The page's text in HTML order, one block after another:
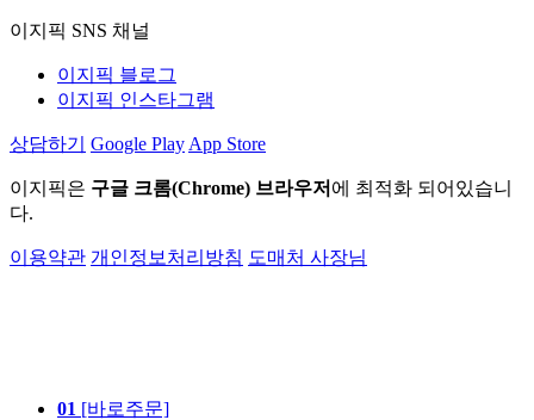
이지픽 SNS 채널
이지픽 블로그
이지픽 인스타그램
상담하기 Google Play App Store
이지픽은 구글 크롬(Chrome) 브라우저 에 최적화 되어있습니
다.
이용약관 개인정보처리방침 도매처 사장님
01 [바로주문]